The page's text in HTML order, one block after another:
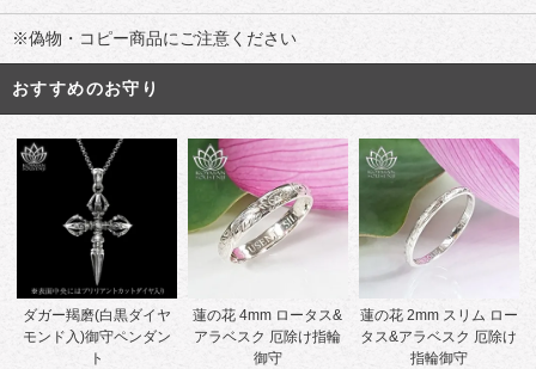
※偽物・コピー商品にご注意ください
おすすめのお守り
ダガー羯磨(白黒ダイヤ
モンド入)御守ペンダン
ト
蓮の花 4mm ロータス&
アラベスク 厄除け指輪
御守
蓮の花 2mm スリム ロー
タス&アラベスク 厄除け
指輪御守